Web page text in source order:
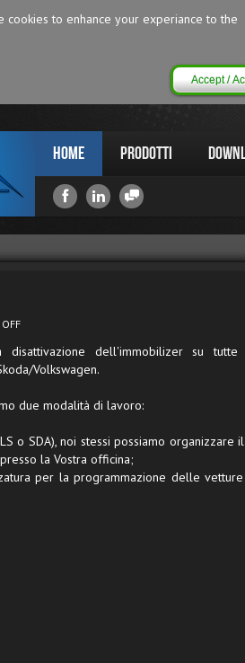
to enhance your experiance to the
Accept /
Home Prodotti
dell'immobilizer su tutte
Volkswagen.
due modalità di lavoro:
o SDA), noi stessi possiamo organizzare
la Vostra officina;
per la programmazione delle vetture